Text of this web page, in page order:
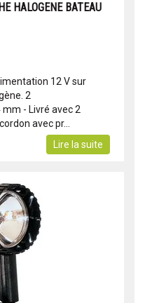
HALOGENE BATEAU
12 V sur
2
- Livré avec 2
avec pr...
Lire la suite